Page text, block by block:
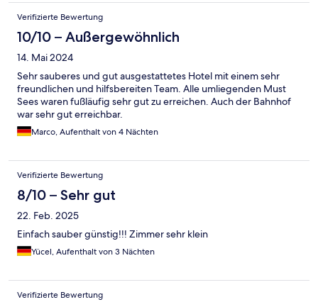
Frühstück war okay, wenn auch nicht großartig.
Verifizierte Bewertung
10/10 – Außergewöhnlich
14. Mai 2024
Sehr sauberes und gut ausgestattetes Hotel mit einem sehr
freundlichen und hilfsbereiten Team. Alle umliegenden Must
Sees waren fußläufig sehr gut zu erreichen. Auch der Bahnhof
war sehr gut erreichbar.
Marco, Aufenthalt von 4 Nächten
Verifizierte Bewertung
8/10 – Sehr gut
22. Feb. 2025
Einfach sauber günstig!!! Zimmer sehr klein
Yücel, Aufenthalt von 3 Nächten
Verifizierte Bewertung